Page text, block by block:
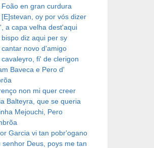
Foão en gran curdura
[E]stevan, oy por vós dizer
a capa velha dest'aqui
bispo diz aqui per sy
cantar novo d'amigo
cavaleyro, fi' de clerigon
Baveca e Pero d'
non mi quer creer
Balteyra, que se queria
Mejouchi, Pero
Garcia vi tan pobr'ogano
senhor Deus, poys me tan